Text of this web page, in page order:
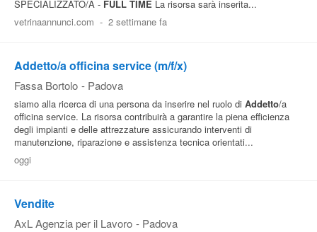
SPECIALIZZATO/A - FULL TIME La risorsa sarà inserita...
vetrinaannunci.com - 2 settimane fa
Addetto/a officina service (m/f/x)
Fassa Bortolo - Padova
siamo alla ricerca di una persona da inserire nel ruolo di Addetto/a
officina service. La risorsa contribuirà a garantire la piena efficienza
degli impianti e delle attrezzature assicurando interventi di
manutenzione, riparazione e assistenza tecnica orientati...
oggi
Vendite
AxL Agenzia per il Lavoro - Padova